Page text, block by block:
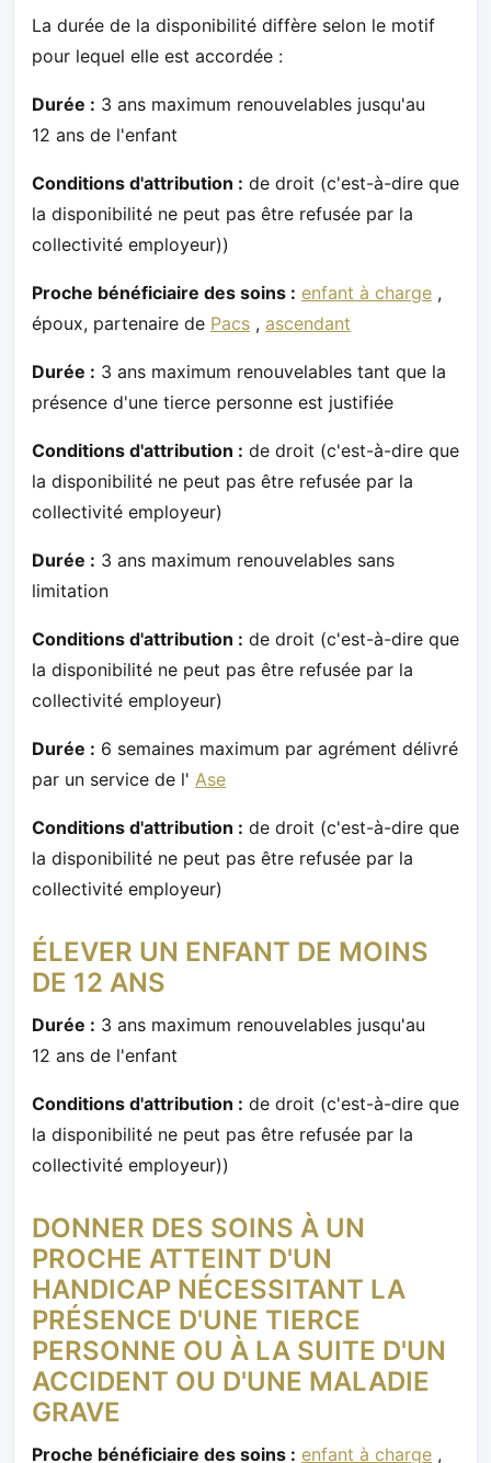
La durée de la disponibilité diffère selon le motif
pour lequel elle est accordée :
Durée : 3 ans maximum renouvelables jusqu'au
12 ans de l'enfant
Conditions d'attribution : de droit (c'est-à-dire que
la disponibilité ne peut pas être refusée par la
collectivité employeur))
Proche bénéficiaire des soins : enfant à charge ,
époux, partenaire de Pacs , ascendant
Durée : 3 ans maximum renouvelables tant que la
présence d'une tierce personne est justifiée
Conditions d'attribution : de droit (c'est-à-dire que
la disponibilité ne peut pas être refusée par la
collectivité employeur)
Durée : 3 ans maximum renouvelables sans
limitation
Conditions d'attribution : de droit (c'est-à-dire que
la disponibilité ne peut pas être refusée par la
collectivité employeur)
Durée : 6 semaines maximum par agrément délivré
par un service de l' Ase
Conditions d'attribution : de droit (c'est-à-dire que
la disponibilité ne peut pas être refusée par la
collectivité employeur)
ÉLEVER UN ENFANT DE MOINS
DE 12 ANS
Durée : 3 ans maximum renouvelables jusqu'au
12 ans de l'enfant
Conditions d'attribution : de droit (c'est-à-dire que
la disponibilité ne peut pas être refusée par la
collectivité employeur))
DONNER DES SOINS À UN
PROCHE ATTEINT D'UN
HANDICAP NÉCESSITANT LA
PRÉSENCE D'UNE TIERCE
PERSONNE OU À LA SUITE D'UN
ACCIDENT OU D'UNE MALADIE
GRAVE
Proche bénéficiaire des soins : enfant à charge ,